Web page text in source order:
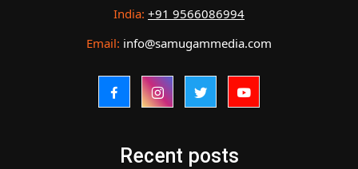
India: +91 9566086994
Email: info@samugammedia.com
Recent posts